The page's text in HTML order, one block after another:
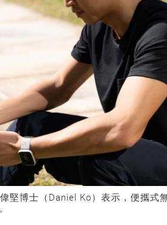
堅博士（Daniel Ko）表示，便攜式
。